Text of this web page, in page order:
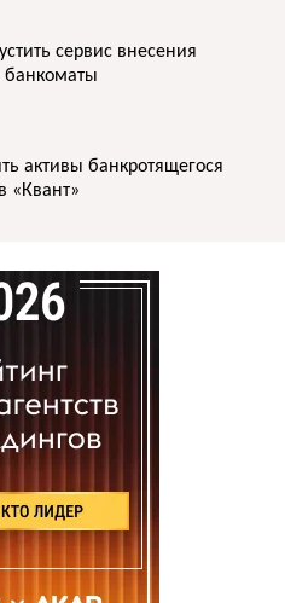
сервис внесения
банкоматы
активы банкротящегося
«Квант»